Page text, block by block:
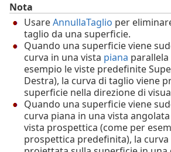
Nota
UsareAnnullaTaglio per
taglio da una superficie.
Quando una superficie viene
curva in una vista piana
esempio le viste predefinite
Destra), la curva di taglio viene
superficie nella direzione di
Quando una superficie viene
curva piana in una vista
vista prospettica (come per
prospettica predefinita), la